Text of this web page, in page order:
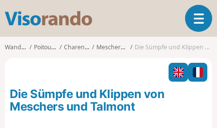
s
o
o
T
o
l
n
Wanderungen Poitou-Charentes Charente-Maritime Meschers-sur-Gironde Die Sümpfe und Klippen von Meschers und Talmont
Die Sümpfe und Klippen von
Meschers und Talmont